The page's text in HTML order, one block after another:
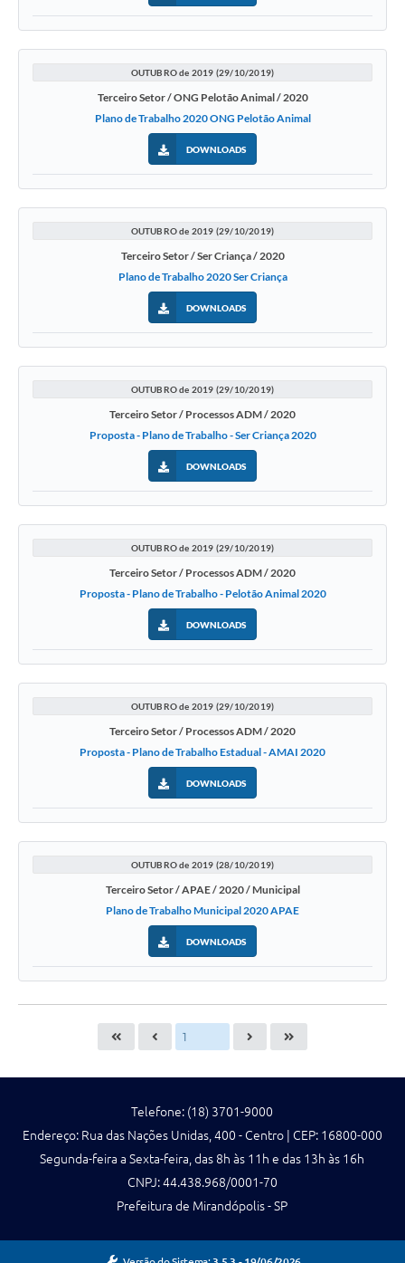
OUTUBRO de 2019 (29/10/2019)
Terceiro Setor / ONG Pelotão Animal / 2020
Plano de Trabalho 2020 ONG Pelotão Animal
DOWNLOADS
OUTUBRO de 2019 (29/10/2019)
Terceiro Setor / Ser Criança / 2020
Plano de Trabalho 2020 Ser Criança
DOWNLOADS
OUTUBRO de 2019 (29/10/2019)
Terceiro Setor / Processos ADM / 2020
Proposta - Plano de Trabalho - Ser Criança 2020
DOWNLOADS
OUTUBRO de 2019 (29/10/2019)
Terceiro Setor / Processos ADM / 2020
Proposta - Plano de Trabalho - Pelotão Animal 2020
DOWNLOADS
OUTUBRO de 2019 (29/10/2019)
Terceiro Setor / Processos ADM / 2020
Proposta - Plano de Trabalho Estadual - AMAI 2020
DOWNLOADS
OUTUBRO de 2019 (28/10/2019)
Terceiro Setor / APAE / 2020 / Municipal
Plano de Trabalho Municipal 2020 APAE
DOWNLOADS
Telefone: (18) 3701-9000
Endereço: Rua das Nações Unidas, 400 - Centro | CEP: 16800-000
Segunda-feira a Sexta-feira, das 8h às 11h e das 13h às 16h
CNPJ: 44.438.968/0001-70
Prefeitura de Mirandópolis - SP